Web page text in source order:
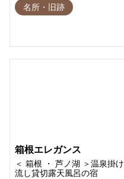
名所・旧跡
箱根エレガンス
＜ 箱根 ・ 芦ノ湖 ＞温泉掛け
流し貸切露天風呂の宿